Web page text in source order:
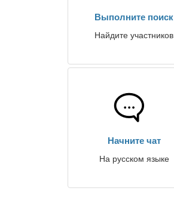
Выполните поиск
Найдите участников
Начните чат
На русском языке